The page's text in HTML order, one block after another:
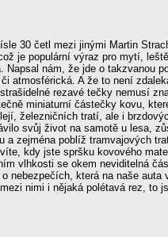
30 četl mezi jinými Martin
je populární výraz pro mytí,
Napsal nám, že jde o takzvanou
atmosférická. A že to není
rezavé tečky nemusí
miniaturní částečky kovu,
železničních tratí, ale i
svůj život na samotě u lesa,
a zejména poblíž tramvajových
kdy jste spršku kovového
vlhkosti se okem neviditelná
nebezpečích, která na naše auta
nimi i nějaká polétavá rez, to